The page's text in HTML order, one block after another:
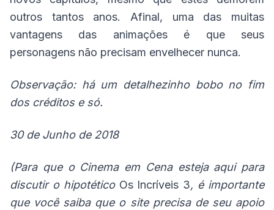
outros tantos anos. Afinal, uma das muitas
vantagens das animações é que seus
personagens não precisam envelhecer nunca.
Observação: há um detalhezinho bobo no fim
dos créditos e só.
30 de Junho de 2018
(Para que o Cinema em Cena esteja aqui para
discutir o hipotético Os Incríveis 3, é importante
que você saiba que o site precisa de seu apoio